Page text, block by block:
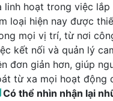
linh hoạt trong việc lắp
loại hiện nay được
mọi vị trí, từ nơi
kết nối và quản lý
đơn giản hơn, giúp
từ xa mọi hoạt động
Có thể nhìn nhận lại